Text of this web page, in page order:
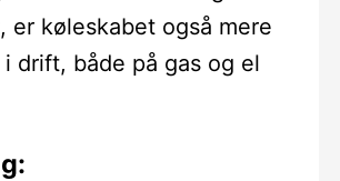
er køleskabet også mere
drift, både på gas og el